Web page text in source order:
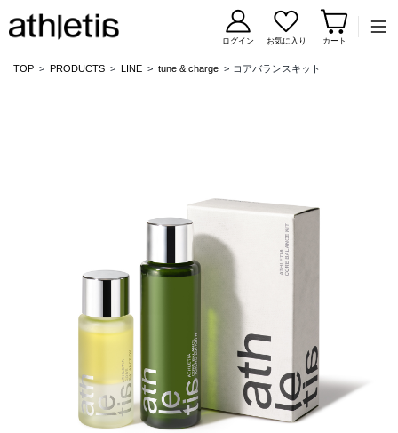
コンテンツに移動
ログイン お気に入り カート
TOP PRODUCTS LINE tune & charge コアバランスキット